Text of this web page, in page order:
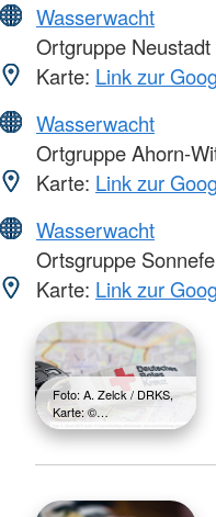
Wasserwacht
Ortgruppe Neustadt
Karte: Link zur
Wasserwacht
Ortgruppe Ahorn-
Karte: Link zur
Wasserwacht
Ortsgruppe
Karte: Link zur
Foto: A. Zelck / DRKS,
Karte: ©…